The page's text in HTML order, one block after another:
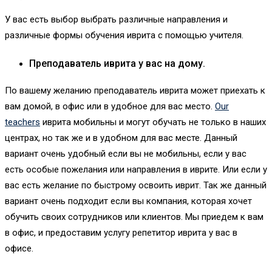
У вас есть выбор выбрать различные направления и
различные формы обучения иврита с помощью учителя.
Преподаватель иврита у вас на дому.
По вашему желанию преподаватель иврита может приехать к
вам домой, в офис или в удобное для вас место. Our
teachers иврита мобильны и могут обучать не только в наших
центрах, но так же и в удобном для вас месте. Данный
вариант очень удобный если вы не мобильны, если у вас
есть особые пожелания или направления в иврите. Или если у
вас есть желание по быстрому освоить иврит. Так же данный
вариант очень подходит если вы компания, которая хочет
обучить своих сотрудников или клиентов. Мы приедем к вам
в офис, и предоставим услугу репетитор иврита у вас в
офисе.